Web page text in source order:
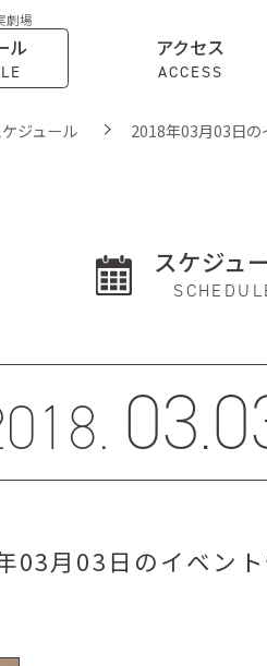
劇場
ル アクセス
ACCESS
ジュール 2018年03月03日の
スケジュ
03月03日のイベン